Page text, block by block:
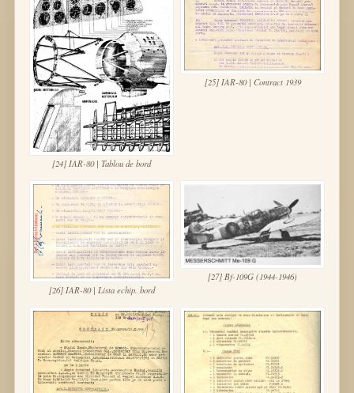
[24] IAR-80 | Tablou de bord
[25] IAR-80 | Contract 1939
[26] IAR-80 | Lista echip. bord
[27] Bf-109G (1944-1946)